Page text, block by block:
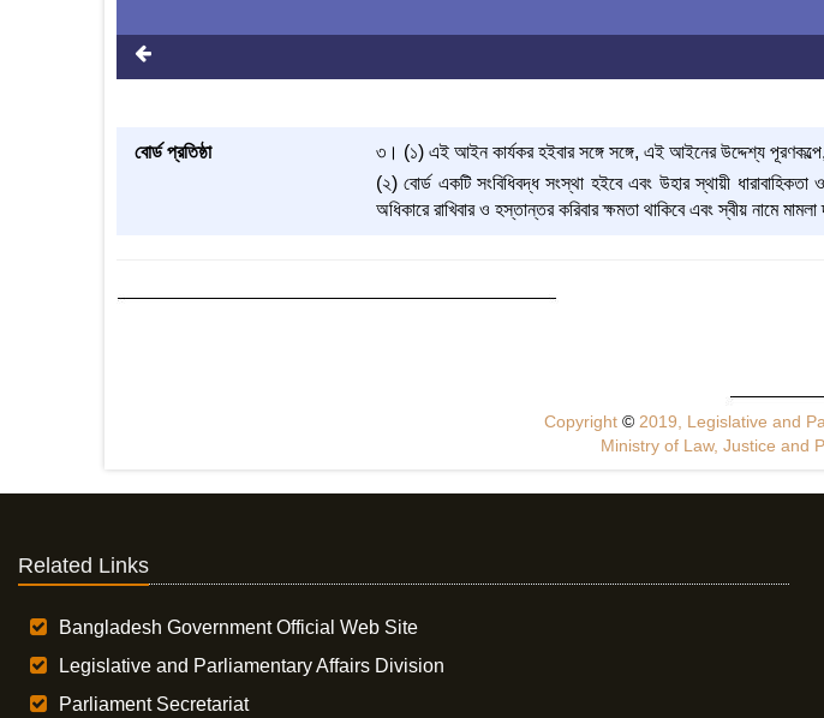
বোর্ড প্রতিষ্ঠা
৩। (১) এই আইন কার্যকর হইবার সঙ্গে সঙ্গে, এই আইনের উদ্দেশ্য পূরণকল্পে,
(২) বোর্ড একটি সংবিধিবদ্ধ সংস্থা হইবে এবং উহার স্থায়ী
অধিকারে রাখিবার ও হস্তান্তর করিবার ক্ষমতা থাকিবে এবং স্বীয় নামে
Copyright© 2019, Legislative and
Ministry of Law, Justice and
Related Links
Bangladesh Government Official Web Site
Legislative and Parliamentary Affairs Division
Parliament Secretariat